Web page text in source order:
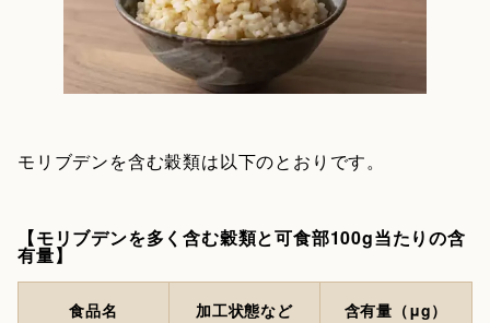
モリブデンを含む穀類は以下のとおりです。
【モリブデンを多く含む穀類と可食部100g当たりの含
有量】
食品名 加工状態など 含有量（μg）